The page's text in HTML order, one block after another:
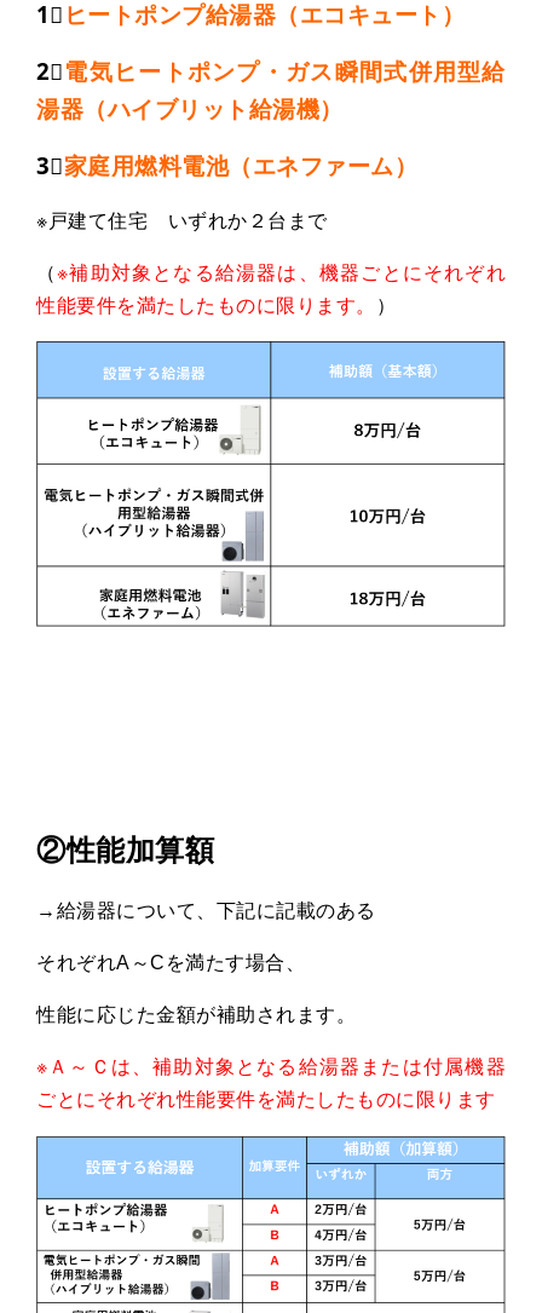
1⃣ ヒートポンプ給湯器（エコキュート）
2⃣電気ヒートポンプ・ガス瞬間式併用型給
湯器（ハイブリット給湯機）
3⃣家庭用燃料電池（エネファーム）
※戸建て住宅 いずれか２台まで
（※補助対象となる給湯器は、機器ごとにそれぞれ
性能要件を満たしたものに限ります。
）
②性能加算額
→給湯器について、下記に記載のある
それぞれA～Cを満たす場合、
性能に応じた金額が補助されます。
※ Ａ～Ｃは、補助対象となる給湯器または付属機器
ごとにそれぞれ性能要件を満たしたものに限ります